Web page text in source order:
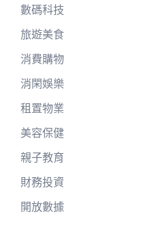
數碼科技
旅遊美食
消費購物
消閑娛樂
租置物業
美容保健
親子教育
財務投資
開放數據